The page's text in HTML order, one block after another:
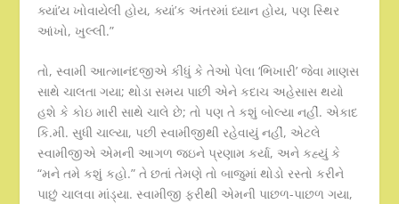
ક્યાં’ય ખોવાયેલી હોય, ક્યાં’ક અંતરમાં ધ્યાન હોય, પણ સ્થિર
આંખો, ખુલ્લી.”
તો, સ્વામી આત્માનંદજીએ કીધું કે તેઓ પેલા ‘ભિખારી’ જેવા માણસ
સાથે ચાલતા ગયા; થોડા સમય પાછી એને કદાચ અહેસાસ થયો
હશે કે કોઇ મારી સાથે ચાલે છે; તો પણ તે કશું બોલ્યા નહીં. એકાદ
કિ.મી. સુધી ચાલ્યા, પછી સ્વામીજીથી રહેવાયું નહીં, એટલે
સ્વામીજીએ એમની આગળ જઇને પ્રણામ કર્યા, અને કહ્યું કે
“મને તમે કશું કહો.” તે છતાં તેમણે તો બાજુમાં થોડો રસ્તો કરીને
પાછું ચાલવા માંડ્યા. સ્વામીજી ફરીથી એમની પાછળ-પાછળ ગયા,